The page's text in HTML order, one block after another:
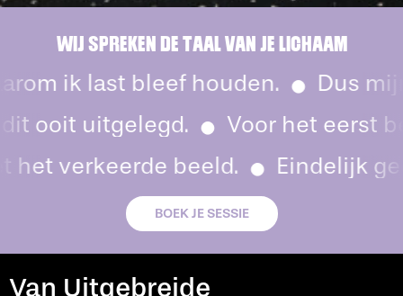
WIJ SPREKEN DE TAAL VAN JE LICHAAM
ik last bleef houden.
Dus
ooit uitgelegd.
Voor het eerst
verkeerde beeld.
Eindelijk
BOEK JE SESSIE
Van Uitgebreide